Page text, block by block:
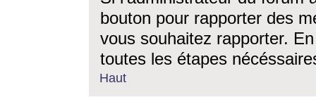
bouton pour rapporter des
vous souhaitez rapporter.
toutes les étapes
Haut